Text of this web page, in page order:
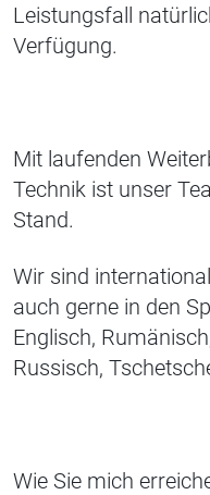
Leistungsfall
Verfügung.
Mit laufenden
Technik ist unser
Stand.
Wir sind
auch gerne in den
Englisch,
Russisch,
Wie Sie mich